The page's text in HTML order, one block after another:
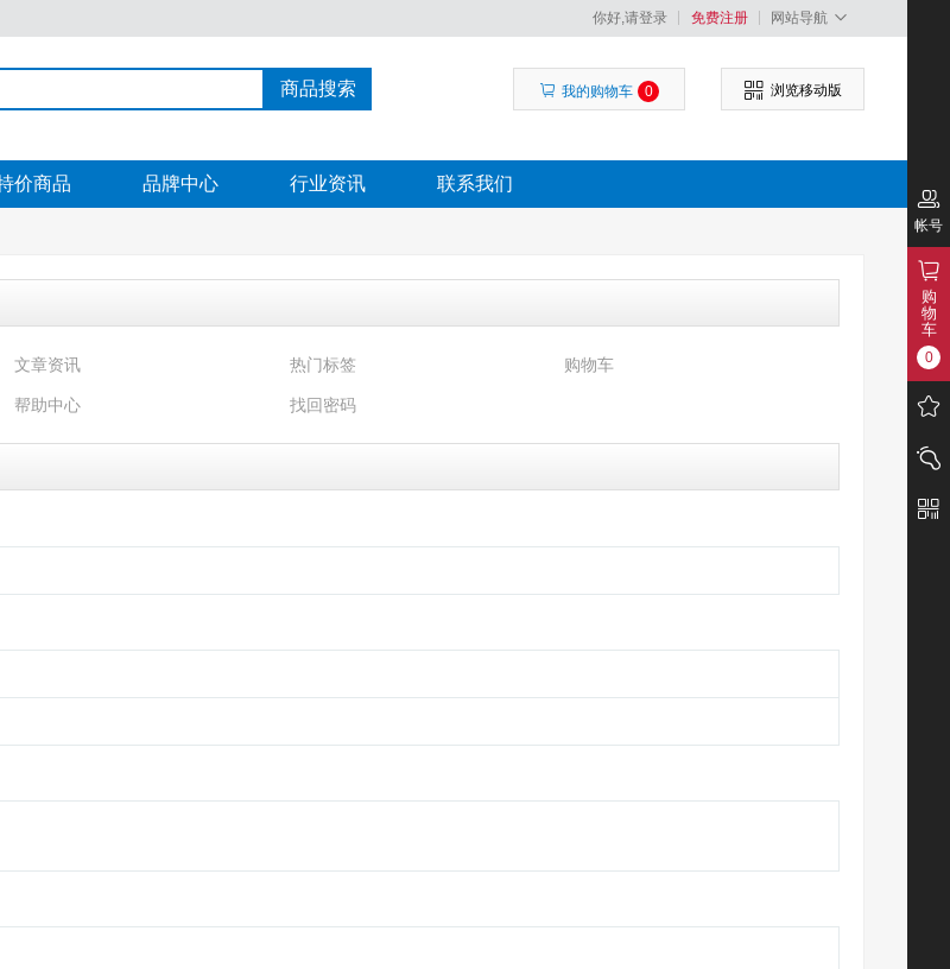
你好,请登录 免费注册 网站导航
商品搜索 我的购物车 0 浏览移动版
价商品 品牌中心 行业资讯 联系我们
文章资讯 热门标签 购物车
帮助中心 找回密码
帐号
购
物
车
0